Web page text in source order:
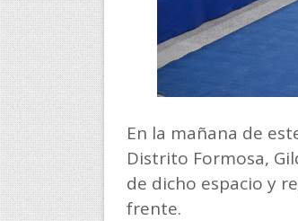
En la mañana de
Distrito Formosa,
de dicho espacio y
frente.